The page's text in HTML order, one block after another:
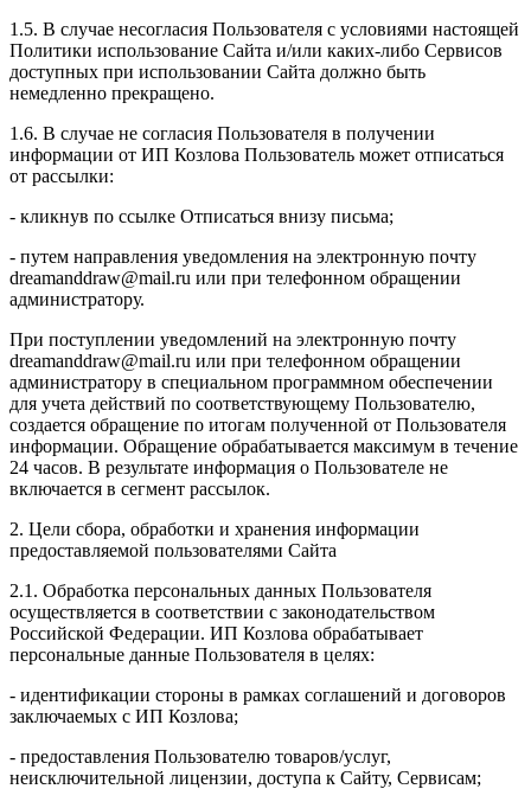
1.5. В случае несогласия Пользователя с условиями настоящей
Политики использование Сайта и/или каких-либо Сервисов
доступных при использовании Сайта должно быть
немедленно прекращено.
1.6. В случае не согласия Пользователя в получении
информации от ИП Козлова Пользователь может отписаться
от рассылки:
- кликнув по ссылке Отписаться внизу письма;
- путем направления уведомления на электронную почту
dreamanddraw@mail.ru или при телефонном обращении
администратору.
При поступлении уведомлений на электронную почту
dreamanddraw@mail.ru или при телефонном обращении
администратору в специальном программном обеспечении
для учета действий по соответствующему Пользователю,
создается обращение по итогам полученной от Пользователя
информации. Обращение обрабатывается максимум в течение
24 часов. В результате информация о Пользователе не
включается в сегмент рассылок.
2. Цели сбора, обработки и хранения информации
предоставляемой пользователями Сайта
2.1. Обработка персональных данных Пользователя
осуществляется в соответствии с законодательством
Российской Федерации. ИП Козловa обрабатывает
персональные данные Пользователя в целях:
- идентификации стороны в рамках соглашений и договоров
заключаемых с ИП Козлова;
- предоставления Пользователю товаров/услуг,
неисключительной лицензии, доступа к Сайту, Сервисам;